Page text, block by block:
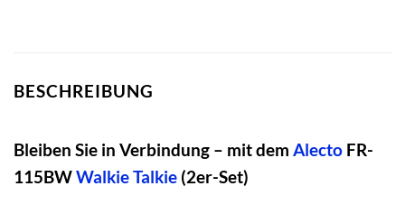
BESCHREIBUNG
Bleiben Sie in Verbindung – mit dem Alecto FR-
115BWWalkie Talkie (2er-Set)